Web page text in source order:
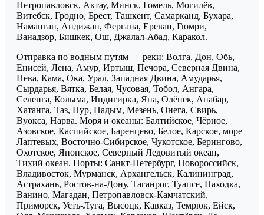
Петропавловск, Актау, Минск, Гомель, Могилёв,
Витебск, Гродно, Брест, Ташкент, Самарканд, Бухара,
Наманган, Андижан, Фергана, Ереван, Гюмри,
Ванадзор, Бишкек, Ош, Джалал-Абад, Каракол.
Отправка по водным путям — реки: Волга, Дон, Обь,
Енисей, Лена, Амур, Иртыш, Печора, Северная Двина,
Нева, Кама, Ока, Урал, Западная Двина, Амударья,
Сырдарья, Вятка, Белая, Чусовая, Тобол, Ангара,
Селенга, Колыма, Индигирка, Яна, Олёнек, Анабар,
Хатанга, Таз, Пур, Надым, Мезень, Онега, Свирь,
Вуокса, Нарва. Моря и океаны: Балтийское, Чёрное,
Азовское, Каспийское, Баренцево, Белое, Карское, море
Лаптевых, Восточно-Сибирское, Чукотское, Берингово,
Охотское, Японское, Северный Ледовитый океан,
Тихий океан. Порты: Санкт-Петербург, Новороссийск,
Владивосток, Мурманск, Архангельск, Калининград,
Астрахань, Ростов-на-Дону, Таганрог, Туапсе, Находка,
Ванино, Магадан, Петропавловск-Камчатский,
Приморск, Усть-Луга, Высоцк, Кавказ, Темрюк, Ейск,